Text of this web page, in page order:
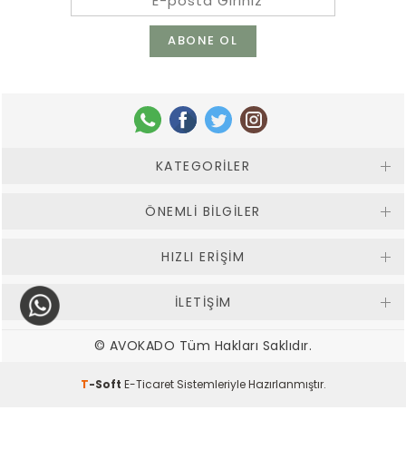
KATEGORILER
ÖNEMLI BILGILER
HIZLI ERIŞIM
İLETİŞİM
© AVOKADO Tüm Hakları Saklıdır.
T-Soft E-TicaretSistemleriyle Hazırlanmıştır.